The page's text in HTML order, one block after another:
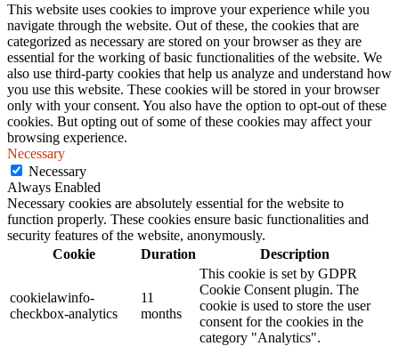
This website uses cookies to improve your experience while you
navigate through the website. Out of these, the cookies that are
categorized as necessary are stored on your browser as they are
essential for the working of basic functionalities of the website. We
also use third-party cookies that help us analyze and understand how
you use this website. These cookies will be stored in your browser
only with your consent. You also have the option to opt-out of these
cookies. But opting out of some of these cookies may affect your
browsing experience.
Necessary
Necessary
Always Enabled
Necessary cookies are absolutely essential for the website to
function properly. These cookies ensure basic functionalities and
security features of the website, anonymously.
Cookie
Duration Description
cookielawinfo-
checkbox-analytics
11
months
This cookie is set by GDPR
Cookie Consent plugin. The
cookie is used to store the user
consent for the cookies in the
category "Analytics".